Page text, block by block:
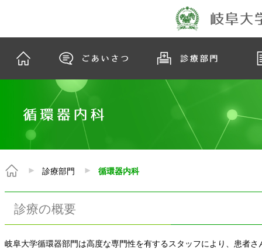
診療部門 循環器内科
診療の概要
岐阜大学循環器部門は高度な専門性を有するスタッフにより、患者